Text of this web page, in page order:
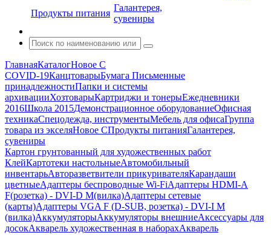
Продукты питания
Галантерея,
сувениры
ГлавнаяКаталогНовое С
COVID-19КанцтоварыБумага Письменные
принадлежностиПапки и системы
архивацииХозтоварыКартриджи и тонерыЕжедневники
2016Школа 2015Демонстрационное оборудованиеОфисная
техникаСпецодежда, инструментыМебель для офисаГруппа
товара из экселяНовое СПродукты питанияГалантерея,
сувениры
Картон грунтованный для художественных работ
КлейКартотеки настольныеАвтомобильный
инвентарьАвторазветвители прикуривателяКарандаши
цветныеАдаптеры беспроводные Wi-FiАдаптеры HDMI-A
F(розетка) - DVI-D M(вилка)Адаптеры сетевые
(карты)Адаптеры VGA F (D-SUB, розетка) - DVI-I M
(вилка)АккумуляторыАккумуляторы внешниеАксессуары для
досокАкварель художественная в наборахАкварель